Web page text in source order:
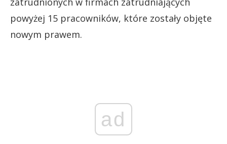
powyżej 15 pracowników, które zostały objęte
nowym prawem.
ad